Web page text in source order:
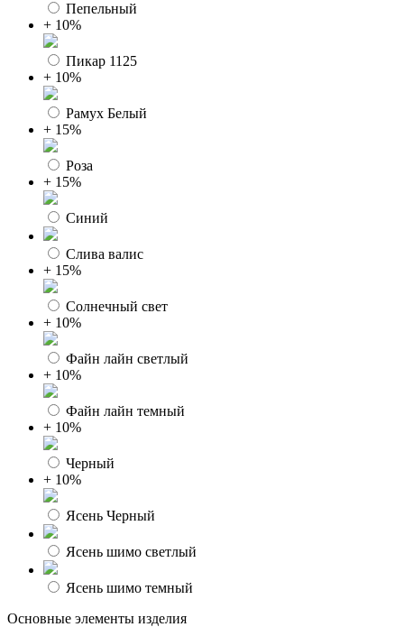
Пепельный
+ 10%
Пикар 1125
+ 10%
Рамух Белый
+ 15%
Роза
+ 15%
Синий
Слива валис
+ 15%
Солнечный свет
+ 10%
Файн лайн светлый
+ 10%
Файн лайн темный
+ 10%
Черный
+ 10%
Ясень Черный
Ясень шимо светлый
Ясень шимо темный
Основные элементы изделия